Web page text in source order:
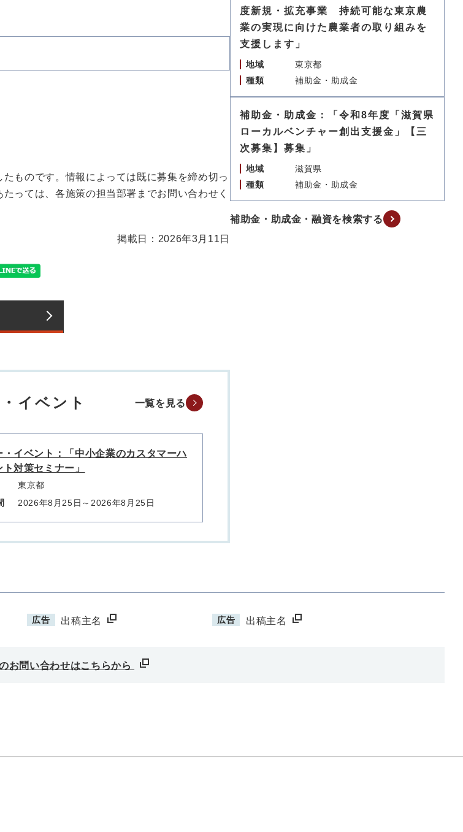
ものです。情報によっては既に募集を締め切っ
っては、各施策の担当部署までお問い合わせく
掲載日：2026年3月11日
イベント 一覧を見る
・イベント：「中小企業のカスタマーハ
対策セミナー」
東京都
2026年8月25日～2026年8月25日
度新規・拡充事業 持続可能な東京農
業の実現に向けた農業者の取り組みを
支援します」
地域
東京都
種類
補助金・助成金
補助金・助成金：「令和8年度「滋賀県
ローカルベンチャー創出支援金」【三
次募集】募集」
地域
滋賀県
種類
補助金・助成金
補助金・助成金・融資を検索する
広告 出稿主名 広告 出稿主名
お問い合わせはこちらから